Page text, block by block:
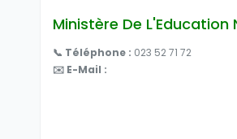
Ministère De L'Education
📞 Téléphone : 023 52 71 72
✉️ E-Mail :